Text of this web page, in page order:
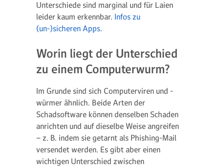
Unterschiede sind marginal und für Laien
leider kaum erkennbar. Infos zu
(un-)sicheren Apps.
Worin liegt der Unterschied
zu einem Computerwurm?
Im Grunde sind sich Computerviren und -
würmer ähnlich. Beide Arten der
Schadsoftware können denselben Schaden
anrichten und auf dieselbe Weise angreifen
– z. B. indem sie getarnt als Phishing-Mail
versendet werden. Es gibt aber einen
wichtigen Unterschied zwischen